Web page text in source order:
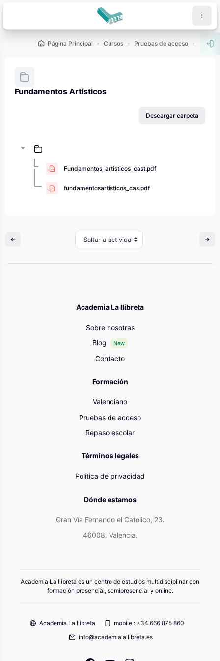
Página Principal Cursos Pruebas de acceso PAU -
Fundamentos Artísticos
Descargar carpeta
Fundamentos_artisticos_cast.pdf
fundamentosartisticos_cas.pdf
Saltar a actividad
Academia La llibreta
Sobre nosotras
Blog
New
Contacto
Formación
Valenciano
Pruebas de acceso
Repaso escolar
Términos legales
Política de privacidad
Dónde estamos
Gran Vía Fernando el Católico, 23.
46008. Valencia.
Academia La llibreta es un centro de estudios multidisciplinar con
formación presencial, semipresencial y online.
Academia La llibreta
mobile : +34 666 875 860
info@academialallibreta.es